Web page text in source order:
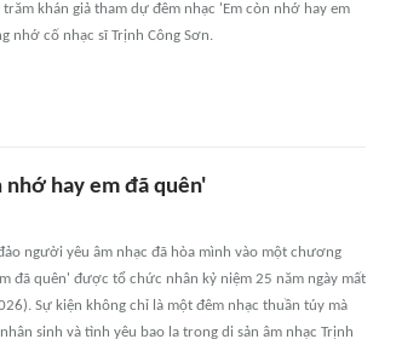
khán giả tham dự đêm nhạc 'Em còn nhớ hay em
nhớ cố nhạc sĩ Trịnh Công Sơn.
nhớ hay em đã quên'
người yêu âm nhạc đã hòa mình vào một chương
đã quên' được tổ chức nhân kỷ niệm 25 năm ngày mất
Sự kiện không chỉ là một đêm nhạc thuần túy mà
sinh và tình yêu bao la trong di sản âm nhạc Trịnh